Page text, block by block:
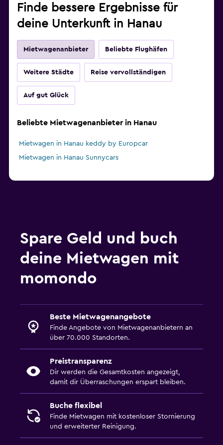
Finde bessere Ergebnisse für
deine Unterkunft in Hanau
Mietwagenanbieter Beliebte Flughäfen
Weitere Städte Reise vervollständigen
Auf gut Glück
Beliebte Mietwagenanbieter in Hanau
Mietwagen in Hanau keddy by Europcar
Mietwagen in Hanau Sunnycars
Spare Geld und buch
deine Mietwagen mit
momondo
Beste Mietwagenangebote
Finde Angebote von Mietwagenanbietern an
über 70.000 Standorten.
Preistransparenz
Dir werden die Gesamtkosten angezeigt,
damit dir Überraschungen erspart bleiben.
Buche flexibel
Finde Mietwagen mit kostenloser Stornierung
und erweiterter Reinigung.